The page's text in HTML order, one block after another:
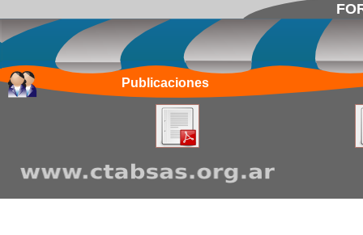
Publicaciones